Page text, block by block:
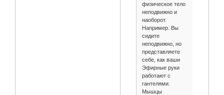
физическое тело
неподвижно и
наоборот.
Например. Вы
сидите
неподвижно, но
представляете
себе, как ваши
Эфирные руки
работают с
гантелями.
Мышцы